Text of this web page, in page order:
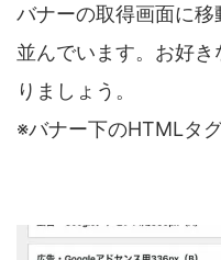
バナーの取得画面に
並んでいます。お好
りましょう。
※バナー下のHTMLタ